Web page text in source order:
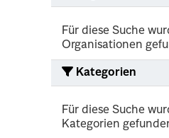
Für diese Suche
Organisationen
Kategorien
Für diese Suche
Kategorien